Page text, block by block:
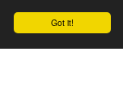
Got it!